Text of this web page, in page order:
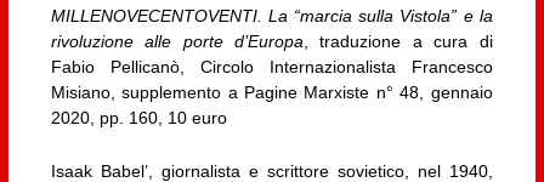
MILLENOVECENTOVENTI. La “marcia sulla Vistola” e la
rivoluzione alle porte d’Europa, traduzione a cura di
Fabio Pellicanò, Circolo Internazionalista Francesco
Misiano, supplemento a Pagine Marxiste n° 48, gennaio
2020, pp. 160, 10 euro
Isaak Babel’, giornalista e scrittore sovietico, nel 1940,